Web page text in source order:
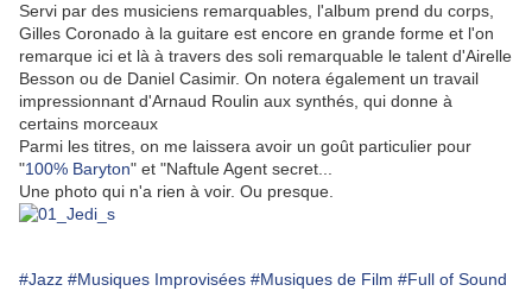
Servi par des musiciens remarquables, l'album prend du corps,
Gilles Coronado à la guitare est encore en grande forme et l'on
remarque ici et là à travers des soli remarquable le talent d'Airelle
Besson ou de Daniel Casimir. On notera également un travail
impressionnant d'Arnaud Roulin aux synthés, qui donne à
certains morceaux
Parmi les titres, on me laissera avoir un goût particulier pour
"100% Baryton" et "Naftule Agent secret...
Une photo qui n'a rien à voir. Ou presque.
#Jazz #Musiques Improvisées #Musiques de Film #Full of Sound